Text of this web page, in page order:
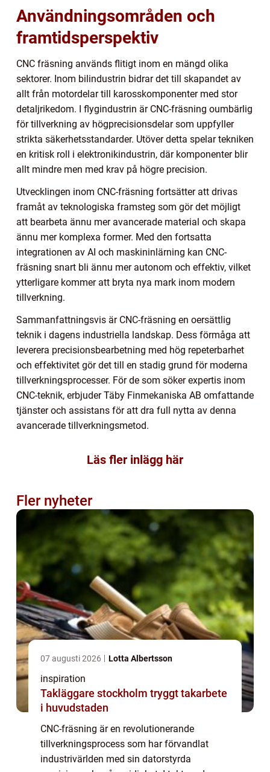
Användningsområden och
framtidsperspektiv
CNC fräsning används flitigt inom en mängd olika
sektorer. Inom bilindustrin bidrar det till skapandet av
allt från motordelar till karosskomponenter med stor
detaljrikedom. I flygindustrin är CNC-fräsning oumbärlig
för tillverkning av högprecisionsdelar som uppfyller
strikta säkerhetsstandarder. Utöver detta spelar tekniken
en kritisk roll i elektronikindustrin, där komponenter blir
allt mindre men med krav på högre precision.
Utvecklingen inom CNC-fräsning fortsätter att drivas
framåt av teknologiska framsteg som gör det möjligt
att bearbeta ännu mer avancerade material och skapa
ännu mer komplexa former. Med den fortsatta
integrationen av AI och maskininlärning kan CNC-
fräsning snart bli ännu mer autonom och effektiv, vilket
ytterligare kommer att bryta nya mark inom modern
tillverkning.
Sammanfattningsvis är CNC-fräsning en oersättlig
teknik i dagens industriella landskap. Dess förmåga att
leverera precisionsbearbetning med hög repeterbarhet
och effektivitet gör det till en stadig grund för moderna
tillverkningsprocesser. För de som söker expertis inom
CNC-teknik, erbjuder Täby Finmekaniska AB omfattande
tjänster och assistans för att dra full nytta av denna
avancerade tillverkningsmetod.
Läs fler inlägg här
Fler nyheter
07 augusti 2026 Lotta Albertsson
inspiration
Takläggare stockholm tryggt takarbete
i huvudstaden
CNC-fräsning är en revolutionerande
tillverkningsprocess som har förvandlat
industrivärlden med sin datorstyrda